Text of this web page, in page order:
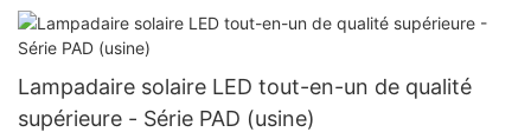
Lampadaire solaire LED tout-en-un de qualité
supérieure - Série PAD (usine)